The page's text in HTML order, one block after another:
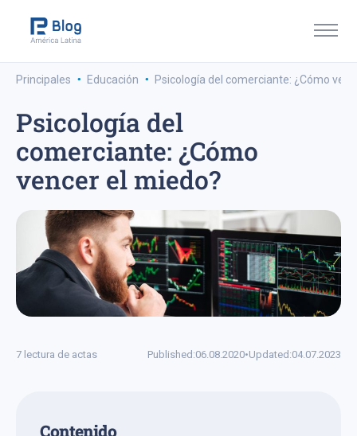
Principales · Educación · Psicología del comerciante: ¿Cómo
Psicología del
comerciante: ¿Cómo
vencer el miedo?
7 lectura de actas Published:06.08.2020•Updated:04.07.2023
Сontenido